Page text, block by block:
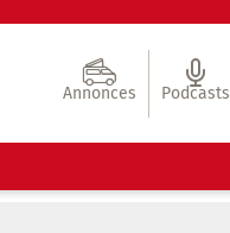
Annonces Podcasts